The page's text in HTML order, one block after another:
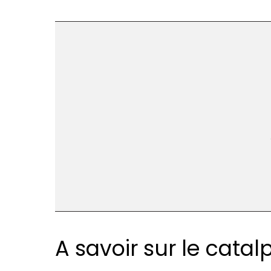
A savoir sur le